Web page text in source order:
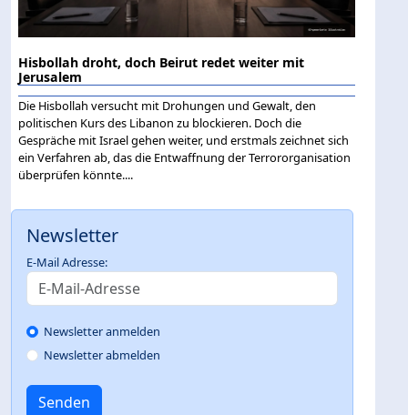
Hisbollah droht, doch Beirut redet weiter mit
Jerusalem
Die Hisbollah versucht mit Drohungen und Gewalt, den
politischen Kurs des Libanon zu blockieren. Doch die
Gespräche mit Israel gehen weiter, und erstmals zeichnet sich
ein Verfahren ab, das die Entwaffnung der Terrororganisation
überprüfen könnte....
Newsletter
E-Mail Adresse:
Newsletter anmelden
Newsletter abmelden
Senden